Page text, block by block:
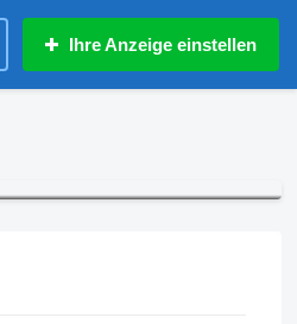
Ihre Anzeige einstellen